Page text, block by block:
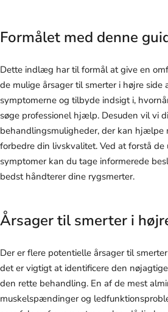
Formålet med denne
Dette indlæg har til formål at give en
de mulige årsager til smerter i højre side
symptomerne og tilbyde indsigt i,
søge professionel hjælp. Desuden vil vi
behandlingsmuligheder, der kan hjælpe
forbedre din livskvalitet. Ved at forstå
symptomer kan du tage informerede
bedst håndterer dine rygsmerter.
Årsager til smerter i
Der er flere potentielle årsager til
det er vigtigt at identificere den
den rette behandling. En af de mest
muskelspændinger og